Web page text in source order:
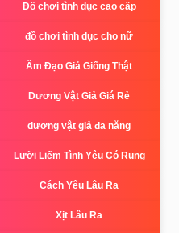
Đồ chơi tình dục cao cấp
đồ chơi tình dục cho nữ
Âm Đạo Giả Giống Thật
Dương Vật Giả Giá Rẻ
dương vật giả đa năng
Lưỡi Liếm Tình Yêu Có Rung
Cách Yêu Lâu Ra
Xịt Lâu Ra